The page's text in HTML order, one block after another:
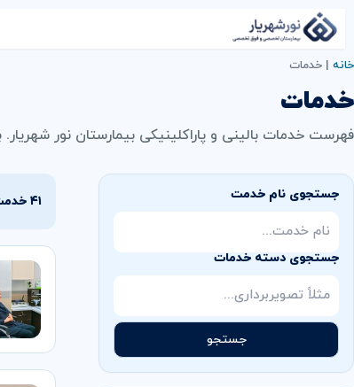
خانه | خدمات
خدمات
فهرست خدمات بالینی و پاراکلینیکی بیمارستان نور
جستجوی نام خدمت
جستجوی دسته خدمات
جستجو
۴۱ خدمت یافت شد